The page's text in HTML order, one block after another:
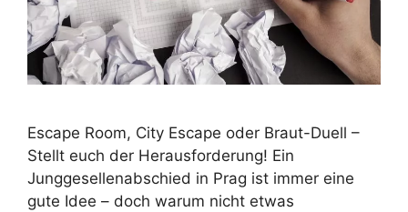
Escape Room, City Escape oder Braut-Duell –
Stellt euch der Herausforderung! Ein
Junggesellenabschied in Prag ist immer eine
gute Idee – doch warum nicht etwas